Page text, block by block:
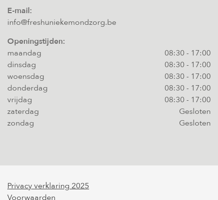
E-mail:
info@freshuniekemondzorg.be
Openingstijden:
maandag
08:30- 17:00
dinsdag
08:30- 17:00
woensdag
08:30- 17:00
donderdag
08:30- 17:00
vrijdag
08:30- 17:00
zaterdag
Gesloten
zondag
Gesloten
Privacy verklaring 2025
Voorwaarden